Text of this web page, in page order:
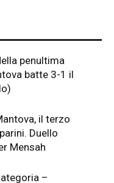
penultima
batte 3-1 il
il terzo
Duello
Mensah
–